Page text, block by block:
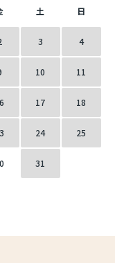
土 日
3 4
10 11
17 18
24 25
31